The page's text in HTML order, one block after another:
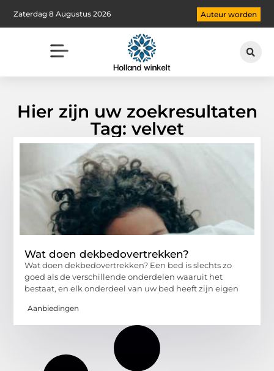
Zaterdag 8 Augustus 2026 Auteur worden
Hier zijn uw zoekresultaten
Tag: velvet
Wat doen dekbedovertrekken?
Wat doen dekbedovertrekken? Een bed is slechts zo
goed als de verschillende onderdelen waaruit het
bestaat, en elk onderdeel van uw bed heeft zijn eigen
Aanbiedingen